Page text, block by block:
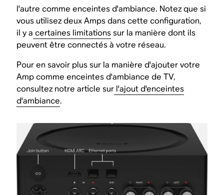
l'autre comme enceintes d'ambiance. Notez que si
vous utilisez deux Amps dans cette configuration,
il y a certaines limitationssur la manière dont ils
peuvent être connectés à votre réseau.
Pour en savoir plus sur la manière d'ajouter votre
Amp comme enceintes d'ambiance de TV,
consultez notre article sur l'ajout d'enceintes
d'ambiance.